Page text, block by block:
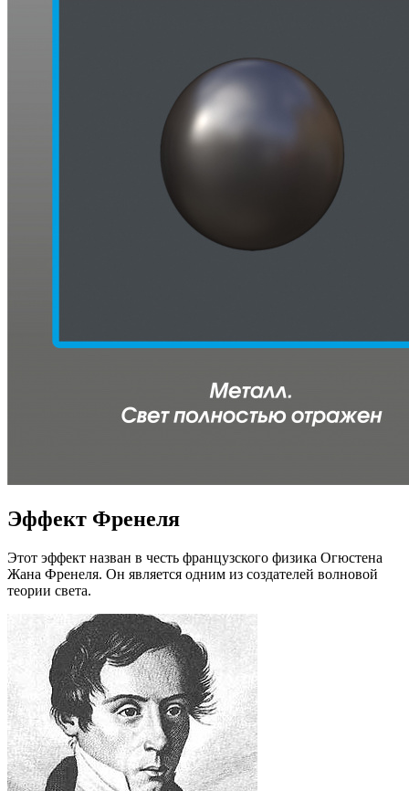
Эффект Френеля
Этот эффект назван в честь французского физика Огюстена
Жана Френеля. Он является одним из создателей волновой
теории света.